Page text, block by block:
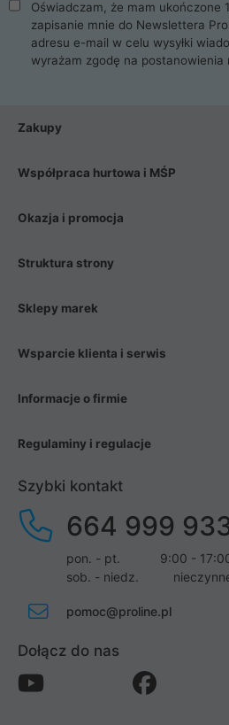
dyski SSD, M.2 oraz HDD. Nasi
najlepszy zasilacz komputerowy
Poza komputerami mamy również
Smartfony takich producentów jak
wentylatory. Na koniec mając już to
Oświadczam, że mam ukończone
zapisanie mnie do Newslettera
adresu e-mail w celu wysyłki
wyrażam zgodę na postanowienia
Zakupy
Współpraca hurtowa i MŚP
Okazja i promocja
Struktura strony
Sklepy marek
Wsparcie klienta i serwis
Informacje o firmie
Regulaminy i regulacje
Szybki kontakt
664 999
pon. - pt.
9:00 -
sob. - niedz.
pomoc@proline.pl
Dołącz do nas